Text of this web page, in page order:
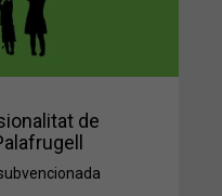
de